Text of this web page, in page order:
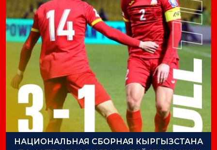
НАЦИОНАЛЬНАЯ СБОРНАЯ КЫРГЫЗСТАНА